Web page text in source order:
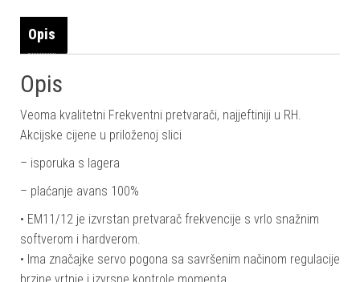
Opis
Opis
Veoma kvalitetni Frekventni pretvarači, najjeftiniji u RH.
Akcijske cijene u priloženoj slici
– isporuka s lagera
– plaćanje avans 100%
• EM11/12 je izvrstan pretvarač frekvencije s vrlo snažnim
softverom i hardverom.
• Ima značajke servo pogona sa savršenim načinom regulacije